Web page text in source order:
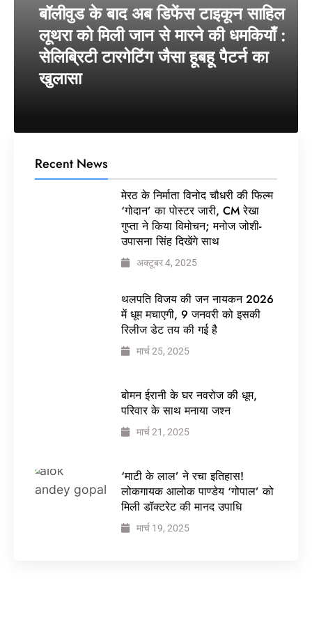
बॉलीवुड के बाद अब डिफेंस टाइकून साहिल
लूथरा को मिली जान से मारने की धमकियाँ :
सेलिब्रिटी टारगेटिंग जैसा हूबहू पैटर्न का
खुलासा
Recent News
मेरठ के निर्माता विनोद चौधरी की फिल्म
‘गोदान’ का पोस्टर जारी, CM रेखा
गुप्ता ने किया विमोचन; मनोज जोशी-
उपासना सिंह दिखेंगे साथ
अक्टूबर 4, 2025
थलपति विजय की जन नायकन 2026
में धूम मचाएगी, 9 जनवरी को इसकी
रिलीज डेट तय की गई है
मार्च 25, 2025
बोमन ईरानी के घर नवरोज की धूम,
परिवार के साथ मनाया जश्न
मार्च 21, 2025
‘माटी के लाल’ ने रचा इतिहास!
लोकगायक आलोक पाण्डेय ‘गोपाल’ को
मिली डॉक्टरेट की मानद उपाधि
मार्च 19, 2025